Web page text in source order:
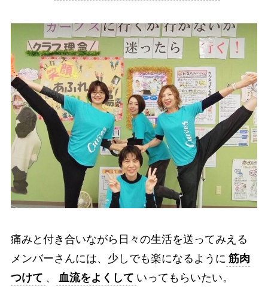
痛みと付き合いながら日々の生活を送ってみえる
メンバーさんには、少しでも楽になるように 筋肉
つけて 、 血流をよくして いってもらいたい。